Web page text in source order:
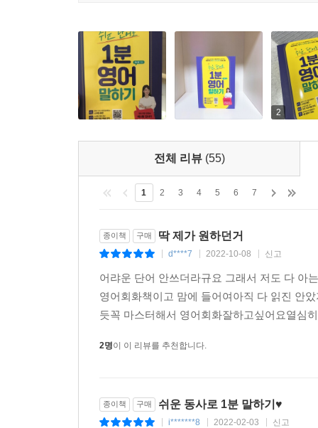
2
전체 리뷰 (55)
1 2 3 4 5 6 7
종이책 구매 딱 제가 원하던거
d****7 2022-10-08 신고
어랴운 단어 안쓰더라규요 그래서 저도 다 아
영어회화책이고 맘에 들어여아직 다 읽진 안
듯꼭 마스터해서 영어회화잘하고싶어요열심
2명이 이 리뷰를 추천합니다.
종이책 구매 쉬운 동사로 1분 말하기♥
i*******8 2022-02-03 신고